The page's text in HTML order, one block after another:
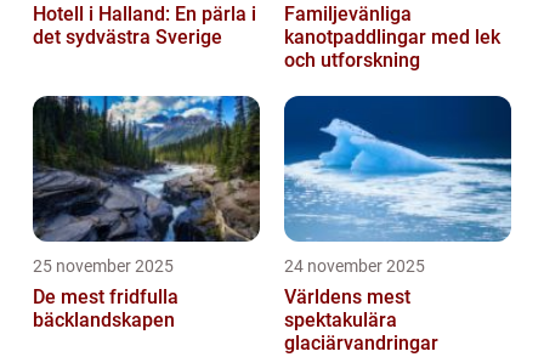
Hotell i Halland: En pärla i
det sydvästra Sverige
Familjevänliga
kanotpaddlingar med lek
och utforskning
25 november 2025
De mest fridfulla
bäcklandskapen
24 november 2025
Världens mest
spektakulära
glaciärvandringar